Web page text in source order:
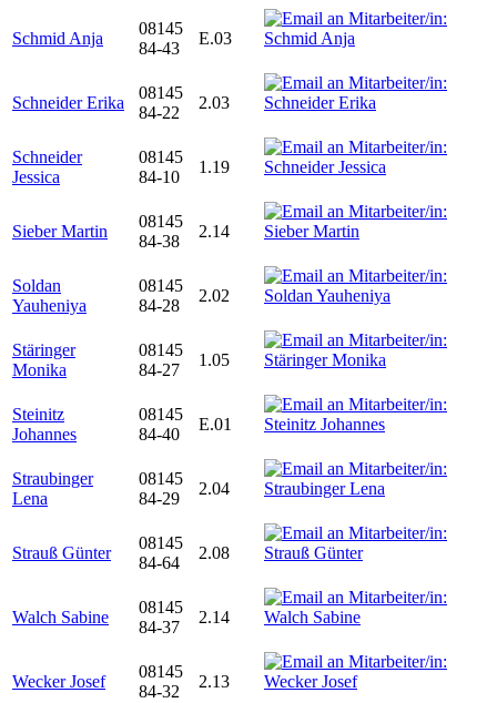
Schmid Anja
08145
84-43
E.03
Schneider Erika
08145
84-22
2.03
Schneider
Jessica
08145
84-10
1.19
Sieber Martin
08145
84-38
2.14
Soldan
Yauheniya
08145
84-28
2.02
Stäringer
Monika
08145
84-27
1.05
Steinitz
Johannes
08145
84-40
E.01
Straubinger
Lena
08145
84-29
2.04
Strauß Günter
08145
84-64
2.08
Walch Sabine
08145
84-37
2.14
Wecker Josef
08145
84-32
2.13